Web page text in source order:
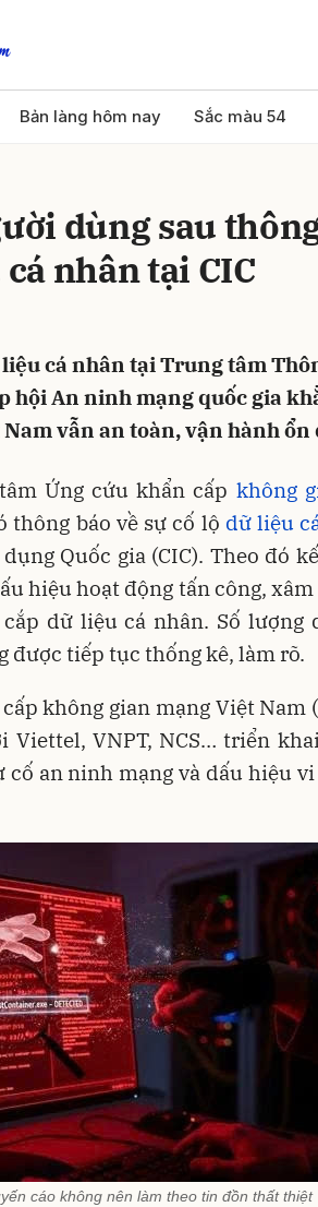
Bản làng hôm nay Sắc màu 54
dùng sau
nhân tại CIC
cá nhân tại Trung tâm
hội An ninh mạng quốc gia
vẫn an toàn, vận hành ổn
Ứng cứu khẩn cấp không
thông báo về sự cố lộ dữ liệu
Quốc gia (CIC). Theo đó
hiệu hoạt động tấn công,
dữ liệu cá nhân. Số lượng
được tiếp tục thống kê, làm rõ.
không gian mạng Việt Nam
VNPT, NCS… triển
an ninh mạng và dấu hiệu
cáo không nên làm theo tin đồn thất thiệt
bình luận